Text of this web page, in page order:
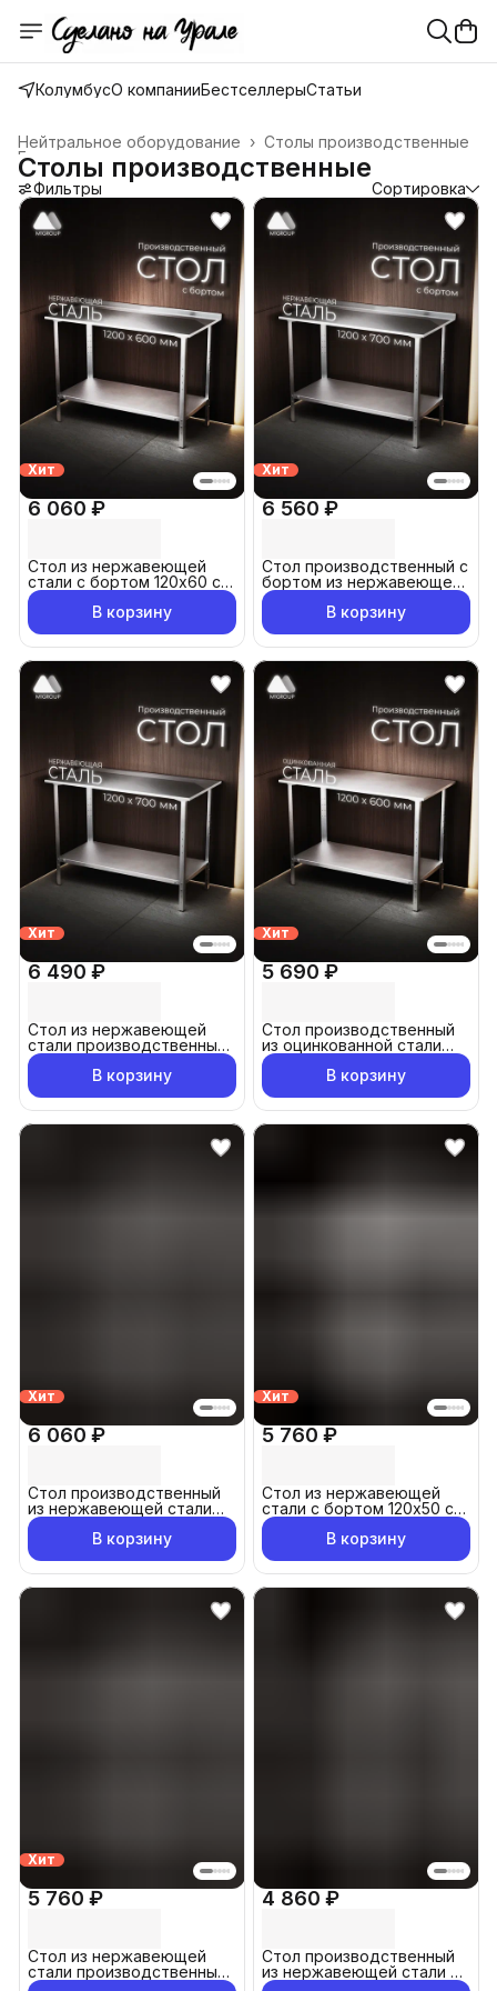
КолумбусО компанииБестселлерыСтатьи
Столы производственные
Нейтральное оборудование ›
Главная
Столы производственные
Фильтры Сортировка
Хит
6 060 ₽
Стол из нержавеющей
стали с бортом 120х60 см
металлический,
производственный
разделочный,
упаковочный, из
нержавейки для кафе,
общепита, кухни, дачи
В корзину
Хит
6 560 ₽
Стол производственный с
бортом из нержавеющей
стали 120x70см
В корзину
Хит
6 490 ₽
Стол из нержавеющей
стали производственный
120x70 см
В корзину
Хит
5 690 ₽
Стол производственный
из оцинкованной стали
120x60 см
В корзину
Хит
6 060 ₽
Стол производственный
из нержавеющей стали
120x60 см
В корзину
Хит
5 760 ₽
Стол из нержавеющей
стали с бортом 120х50 см
металлический,
производственный,
разделочный,
упаковочный, из
нержавейки для кафе,
В корзину
Хит
5 760 ₽
Стол из нержавеющей
стали производственный
120x50 см
4 860 ₽
Стол производственный
из нержавеющей стали с
бортом 60x60 см